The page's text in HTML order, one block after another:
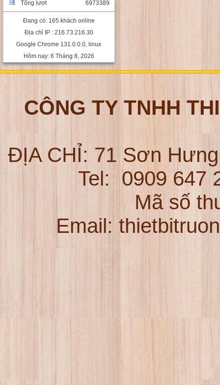
Tổng lượt
6973389
Đang có: 165 khách online
Địa chỉ IP : 216.73.216.30
Google Chrome 131.0.0.0, linux
Hôm nay: 6 Tháng 8, 2026
CÔNG TY TNHH
ĐỊA CHỈ: 71 Sơn
Tel: 0909
Mã số
Email: